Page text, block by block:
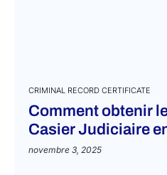
CRIMINAL RECORD CERTIFICATE
Comment obtenir
Casier Judiciaire
novembre 3, 2025